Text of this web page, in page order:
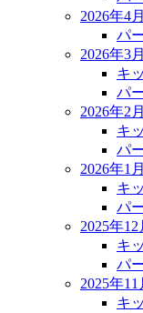
2026年4
パ
2026年3
キ
パ
2026年2
キ
パ
2026年1
キ
パ
2025年
キ
パ
2025年
キ